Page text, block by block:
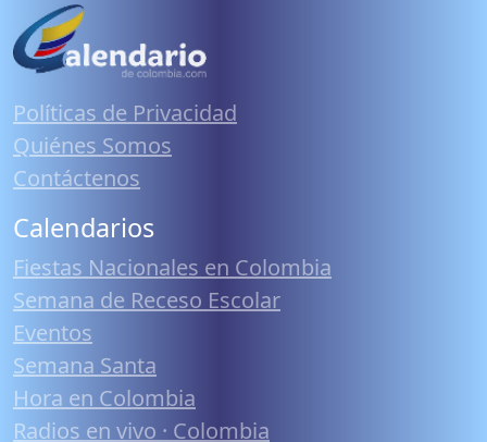
Políticas de Privacidad
Quiénes Somos
Contáctenos
Calendarios
Fiestas Nacionales en Colombia
Semana de Receso Escolar
Eventos
Semana Santa
Hora en Colombia
Radios en vivo · Colombia